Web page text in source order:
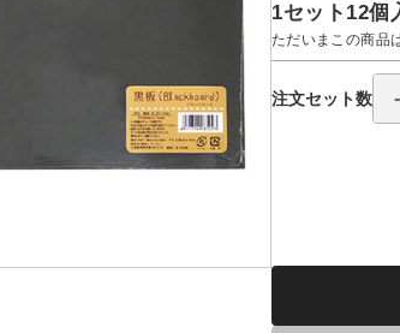
1セット12個
ただいまこの商品
注文セット数